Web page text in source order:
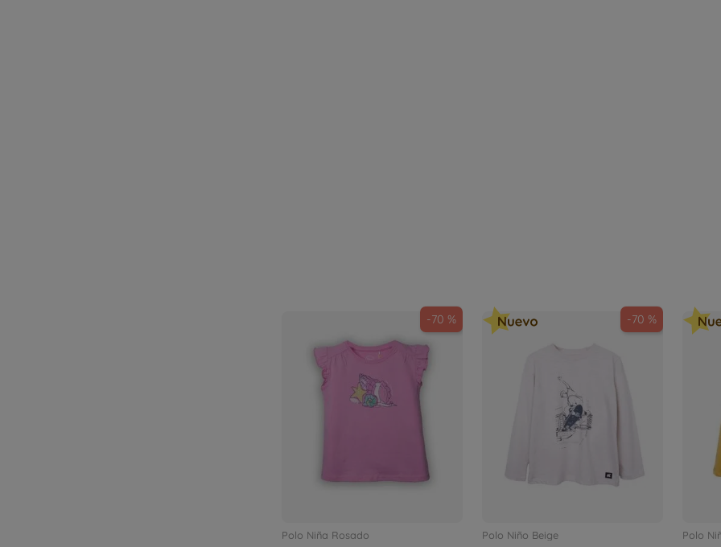
Polo Niña Rosado
-70 %
Polo Niño Beige
-70 %
Polo